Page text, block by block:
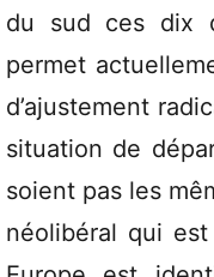
du sud ces dix
permet
d’ajustement
situation de
soient pas les
néolibéral qui